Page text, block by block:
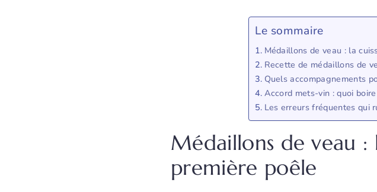
Le sommaire
Médaillons de veau : la
Recette de médaillons de
Quels accompagnements
Accord mets-vin : quoi
Les erreurs fréquentes qui
Médaillons de veau :
première poêle